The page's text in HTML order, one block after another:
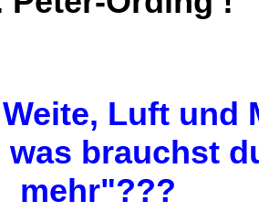
Luft und
was brauchst
mehr"???